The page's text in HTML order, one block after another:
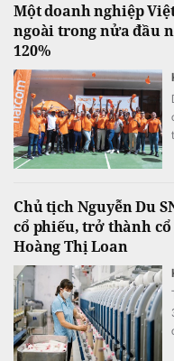
Một doanh nghiệp
ngoài trong nửa đầu
120%
Chủ tịch Nguyễn Du
cổ phiếu, trở thành
Hoàng Thị Loan